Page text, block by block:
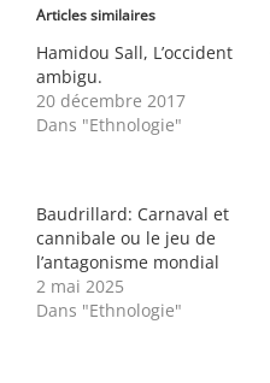
Articles similaires
Hamidou Sall, L’occident
ambigu.
20 décembre 2017
Dans "Ethnologie"
Baudrillard: Carnaval et
cannibale ou le jeu de
l’antagonisme mondial
2 mai 2025
Dans "Ethnologie"